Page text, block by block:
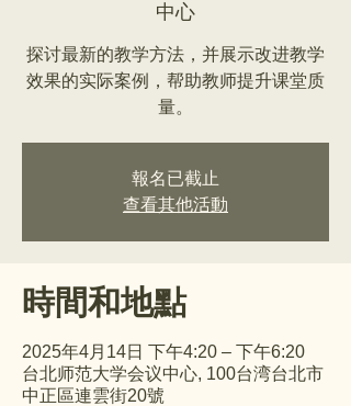
中心
探讨最新的教学方法，并展示改进教学
效果的实际案例，帮助教师提升课堂质
量。
報名已截止
查看其他活動
時間和地點
2025年4月14日 下午4:20 – 下午6:20
台北师范大学会议中心, 100台湾台北市
中正區連雲街20號